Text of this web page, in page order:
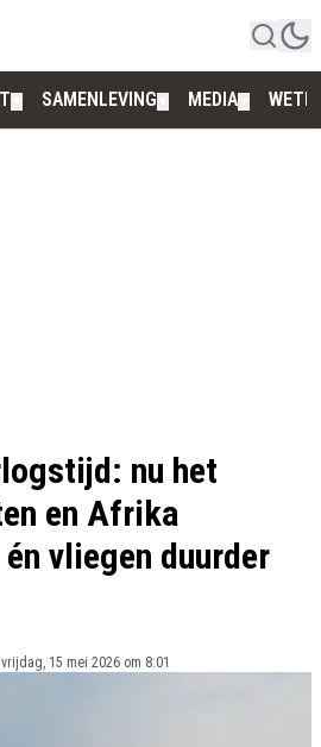
SAMENLEVING MEDIA
nu het
en Afrika
vliegen duurder
vrijdag, 15 mei 2026 om 8:01